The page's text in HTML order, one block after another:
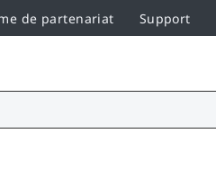
de partenariat Support